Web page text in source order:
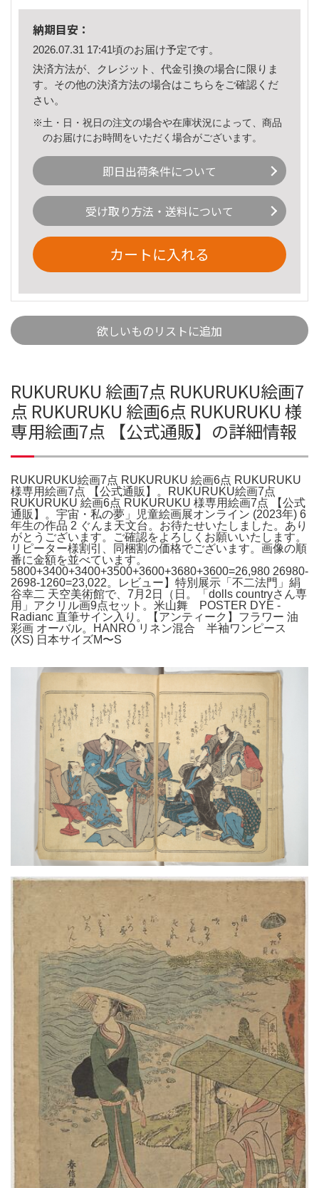
納期目安：
2026.07.31 17:41頃のお届け予定です。
決済方法が、クレジット、代金引換の場合に限りま
す。その他の決済方法の場合はこちら をご確認くだ
さい。
※土・日・祝日の注文の場合や在庫状況によって、商品
のお届けにお時間をいただく場合がございます。
即日出荷条件について
受け取り方法・送料について
カートに入れる
欲しいものリストに追加
RUKURUKU 絵画7点 RUKURUKU絵画7
点 RUKURUKU 絵画6点 RUKURUKU 様
専用絵画7点 【公式通販】の詳細情報
RUKURUKU絵画7点 RUKURUKU 絵画6点 RUKURUKU
様専用絵画7点 【公式通販】。RUKURUKU絵画7点
RUKURUKU 絵画6点 RUKURUKU 様専用絵画7点 【公式
通販】。宇宙・私の夢」児童絵画展オンライン (2023年) 6
年生の作品 2 ぐんま天文台。お待たせいたしました。あり
がとうございます。ご確認をよろしくお願いいたします。
リピーター様割引、同梱割の価格でございます。画像の順
番に金額を並べています。
5800+3400+3400+3500+3600+3680+3600=26,980 26980-
2698-1260=23,022。レビュー】特別展示「不二法門」絹
谷幸二 天空美術館で、7月2日（日。「dolls countryさん専
用」アクリル画9点セット。米山舞 POSTER DYE -
Radianc 直筆サイン入り。【アンティーク】フラワー 油
彩画 オーバル。HANRO リネン混合 半袖ワンピース
(XS) 日本サイズM〜S